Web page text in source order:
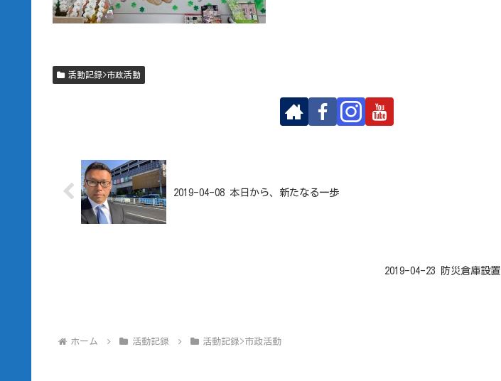
活動記録>市政活動
2019-04-08 本日から、新たなる一歩
2019-04-23 防災倉庫設置
ホーム 活動記録 活動記録>市政活動